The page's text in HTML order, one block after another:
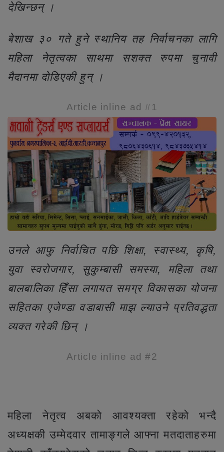
देखिन्छन् ।
बेशाख ३० गते हुने स्थानिय तह निर्वाचनका लागि
महिला नेतृत्वका साथमा सशक्त रुपमा चुनावी
मैदानमा दोडिएकी हुन् ।
Article inline ad #1
उनले आफु निर्वाचित पछि शिक्षा, स्वास्थ्य, कृषि,
युवा स्वरोजगार, सुकुम्बासी समस्या, महिला तथा
बालबालिका हिँसा लगायत समग्र विकासका योजना
सहितका एजेण्डा वडाबासी माझ ल्याउने प्रतिवद्धता
व्यक्त गरेकी छिन् ।
Article inline ad #2
महिला नेतृत्व अबको आवश्यक्ता रहेको भन्दै
अध्यक्षकी उम्मेदवार तामाङ्गले आफ्ना मतदाताहरुमा